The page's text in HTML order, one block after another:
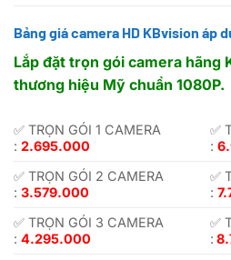
Bảng giá camera HD KBvision áp
Lắp đặt trọn gói camera hãng
thương hiệu Mỹ chuẩn 1080P.
✅ TRỌN GÓI 1 CAMERA
: 2.695.000
✅
:
✅ TRỌN GÓI 2 CAMERA
: 3.579.000
✅
:
✅ TRỌN GÓI 3 CAMERA
: 4.295.000
✅
: